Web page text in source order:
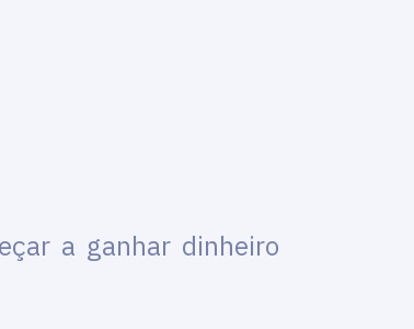
a ganhar dinheiro